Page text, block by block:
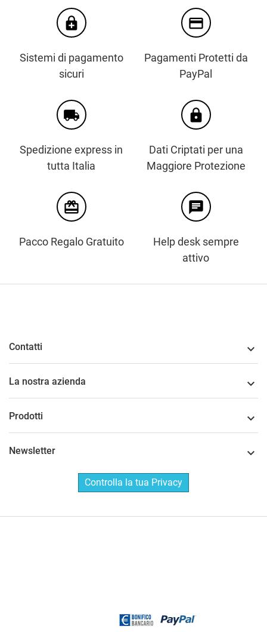
enhanced_encryption
Sistemi di pagamento
sicuri
credit_card
Pagamenti Protetti da
PayPal
local_shipping
Spedizione express in
tutta Italia
https
Dati Criptati per una
Maggiore Protezione
card_giftcard
Pacco Regalo Gratuito
chat
Help desk sempre
attivo
Contatti 
La nostra azienda 
Prodotti 
Newsletter 
Controlla la tua Privacy